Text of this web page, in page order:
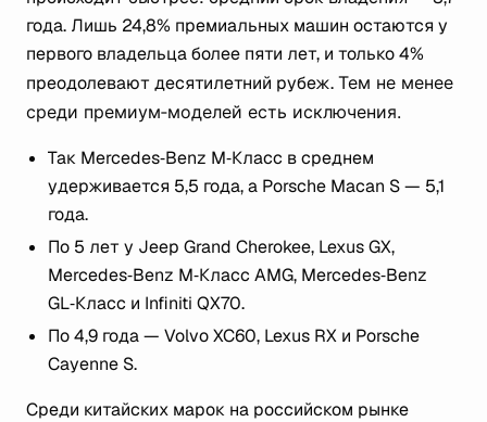
года. Лишь 24,8% премиальных машин остаются у
первого владельца более пяти лет, и только 4%
преодолевают десятилетний рубеж. Тем не менее
среди премиум‑моделей есть исключения.
Так Mercedes‑Benz M‑Класс в среднем
удерживается 5,5 года, а Porsche Macan S — 5,1
года.
По 5 лет у Jeep Grand Cherokee, Lexus GX,
Mercedes‑Benz M‑Класс AMG, Mercedes‑Benz
GL‑Класс и Infiniti QX70.
По 4,9 года — Volvo XC60, Lexus RX и Porsche
Cayenne S.
Среди китайских марок на российском рынке